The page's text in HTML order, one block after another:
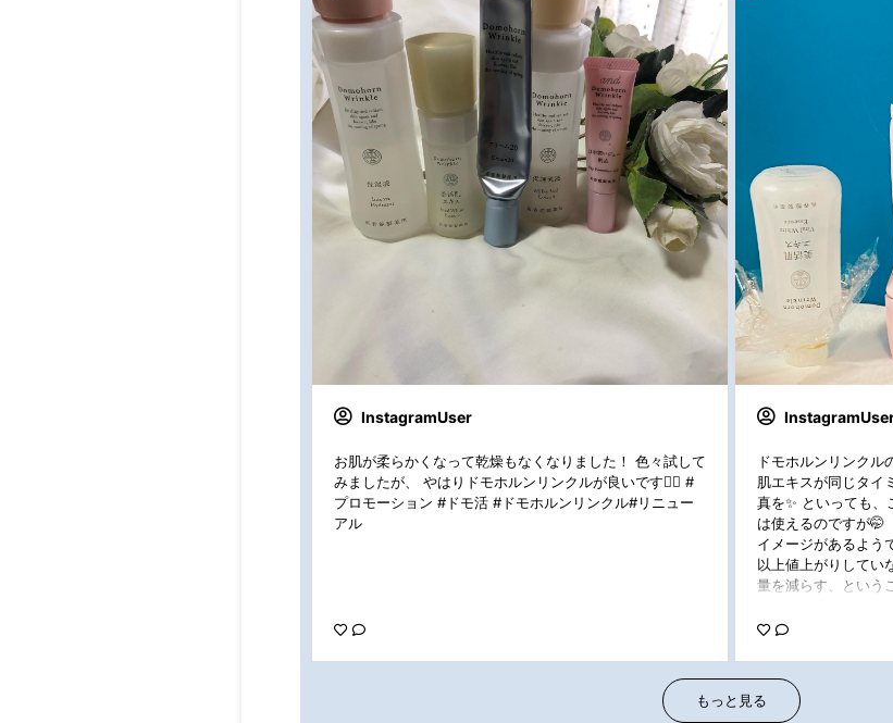
InstagramUser
お肌が柔らかくなって乾燥もなくなりました！ 色々試して
みましたが、 やはりドモホルンリンクルが良いです🙆‍♀️ #
プロモーション #ドモ活 #ドモホルンリンクル#リニュー
アル
ドモホルンリンク
肌エキスが同じタイ
真を✨ といっても
は使えるのですが🤭
イメージがあるよう
以上値上がりしてい
量を減らす、という
ューアルした基本4
もっと見る